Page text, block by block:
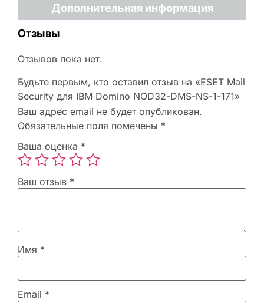
Дополнительная информация
Отзывы
Отзывов пока нет.
Будьте первым, кто оставил отзыв на «ESET Mail
Security для IBM Domino NOD32-DMS-NS-1-171»
Ваш адрес email не будет опубликован.
Обязательные поля помечены *
Ваша оценка *
Ваш отзыв *
Имя *
Email *